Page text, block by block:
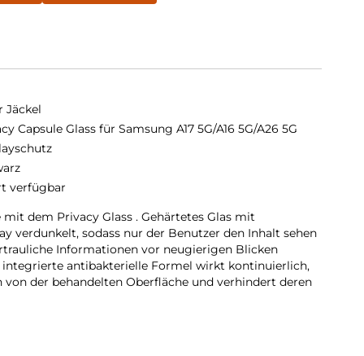
Jäckel
Capsule Glass für Samsung A17 5G/A16 5G/A26 5G
verfügbar
dem Privacy Glass . Gehärtetes Glas mit
verdunkelt, sodass nur der Benutzer den Inhalt sehen
Informationen vor neugierigen Blicken
integrierte antibakterielle Formel wirkt kontinuierlich,
der behandelten Oberfläche und verhindert deren